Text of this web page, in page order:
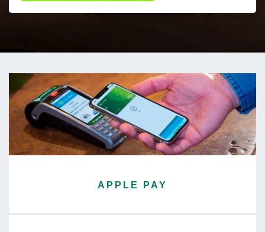
APPLE PAY